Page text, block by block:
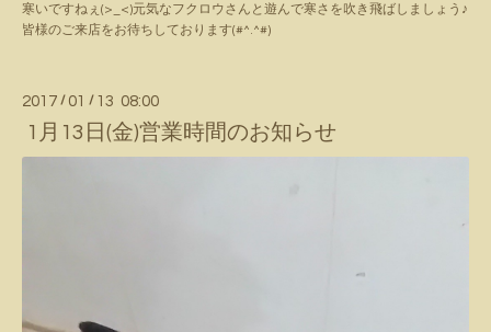
寒いですねぇ(>_<)元気なフクロウさんと遊んで寒さを吹き飛ばしましょう♪
皆様のご来店をお待ちしております(#^.^#)
2017 / 01 / 13 08:00
1月13日(金)営業時間のお知らせ